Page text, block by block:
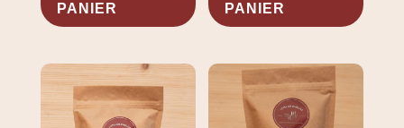
PANIER
PANIER